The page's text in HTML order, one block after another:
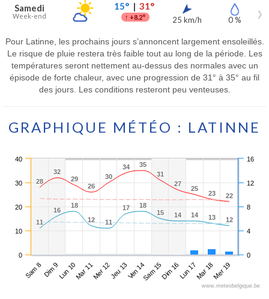
Samedi
Week-end
15°| 31°
↑ +8.2° 25 km/h 0 %
Pour Latinne, les prochains jours s’annoncent largement ensoleillés.
Le risque de pluie restera très faible tout au long de la période. Les
températures seront nettement au-dessus des normales avec un
épisode de forte chaleur, avec une progression de 31° à 35° au fil
des jours. Les conditions resteront peu venteuses.
GRAPHIQUE MÉTÉO : LATINNE
28
28
32
32
29
29
26
26
30
30
34
34 35
35
31
31
27
27
25
25
23
23 22
22
11
11
16
16
18
18
12
12 11
11
17
17 18
18
15
15 14
14 14
14 13
13 12
12
Sam 8Dim 9Lun 10Mar 11Mer 12Jeu 13Ven 14Sam 15Dim 16Lun 17Mar 18Mer 19
0
10
20
30
40
0
4
8
12
16
www.meteobelgique.be